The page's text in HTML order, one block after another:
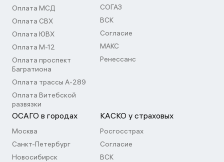
Оплата МСД
Оплата СВХ
Оплата ЮВХ
Оплата М-12
Оплата проспект
Багратиона
Оплата трассы А-289
Оплата Витебской
развязки
СОГАЗ
ВСК
Согласие
МАКС
Ренессанс
ОСАГО в городах
Москва
Санкт-Петербург
Новосибирск
КАСКО у страховых
Росгосстрах
Согласие
ВСК